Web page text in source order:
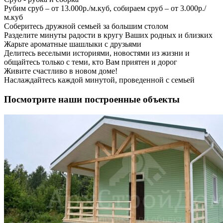
Рубим сруб – от 13.000р./м.куб, собираем сруб – от 3.000р./
м.куб
Соберитесь дружной семьей за большим столом
Разделите минуты радости в кругу Ваших родных и близких
Жарьте ароматные шашлыки с друзьями
Делитесь веселыми историями, новостями из жизни и
общайтесь только с теми, кто Вам приятен и дорог
Живите счастливо в новом доме!
Наслаждайтесь каждой минутой, проведенной с семьей
Посмотрите наши построенные объекты